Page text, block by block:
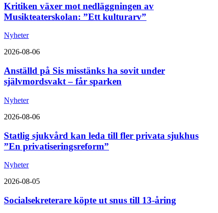
Kritiken växer mot nedläggningen av
Musikteaterskolan: ”Ett kulturarv”
Nyheter
2026-08-06
Anställd på Sis misstänks ha sovit under
självmordsvakt – får sparken
Nyheter
2026-08-06
Statlig sjukvård kan leda till fler privata sjukhus
”En privatiseringsreform”
Nyheter
2026-08-05
Socialsekreterare köpte ut snus till 13-åring